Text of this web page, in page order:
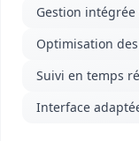
Gestion
Optimisation
Suivi en temps
Interface